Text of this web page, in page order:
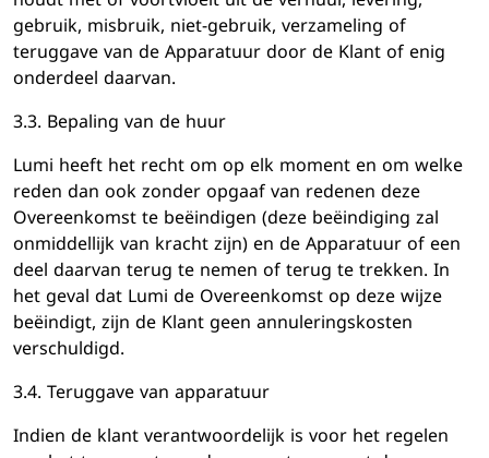
gebruik, misbruik, niet-gebruik, verzameling of
teruggave van de Apparatuur door de Klant of enig
onderdeel daarvan.
3.3. Bepaling van de huur
Lumi heeft het recht om op elk moment en om welke
reden dan ook zonder opgaaf van redenen deze
Overeenkomst te beëindigen (deze beëindiging zal
onmiddellijk van kracht zijn) en de Apparatuur of een
deel daarvan terug te nemen of terug te trekken. In
het geval dat Lumi de Overeenkomst op deze wijze
beëindigt, zijn de Klant geen annuleringskosten
verschuldigd.
3.4. Teruggave van apparatuur
Indien de klant verantwoordelijk is voor het regelen